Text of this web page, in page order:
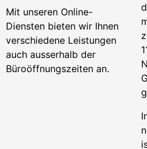
Mit unseren Online-
Diensten bieten wir Ihnen
verschiedene Leistungen
auch ausserhalb der
Büroöffnungszeiten an.